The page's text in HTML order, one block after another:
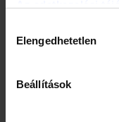
kiválasztása
Elengedhetetlen
Beállítások